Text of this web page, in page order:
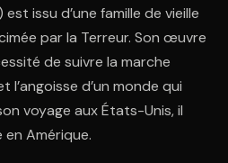
issu d’une famille de vieille
par la Terreur. Son œuvre
de suivre la marche
l’angoisse d’un monde qui
voyage aux États-Unis, il
Amérique.